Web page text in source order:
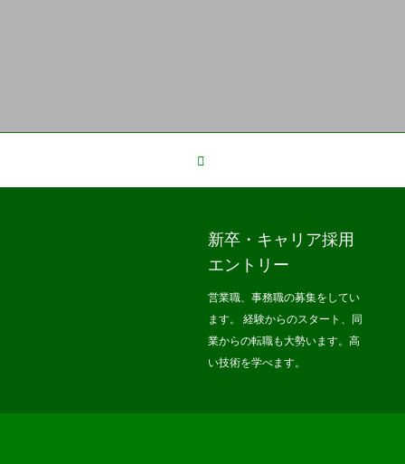
新卒・キャリア採用
エントリー
営業職、事務職の募集をしてい
ます。 経験からのスタート、同
業からの転職も大勢います。高
い技術を学べます。